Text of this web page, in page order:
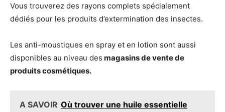
Vous trouverez des rayons complets spécialement
dédiés pour les produits d’extermination des insectes.
Les anti-moustiques en spray et en lotion sont aussi
disponibles au niveau des magasins de vente de
produits cosmétiques.
A SAVOIR Où trouver une huile essentielle